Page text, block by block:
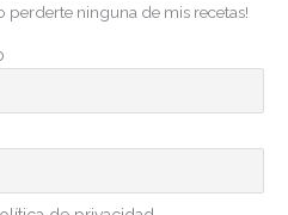
perderte ninguna de mis recetas!